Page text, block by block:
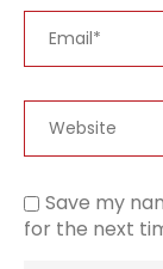
Save my
for the next